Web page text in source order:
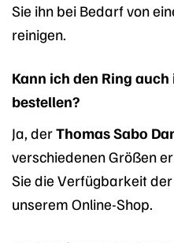
Sie ihn bei Bedarf von
reinigen.
Kann ich den Ring
bestellen?
Ja, derThomas Sabo
verschiedenen Größen
Sie die Verfügbarkeit
unserem Online-Shop.